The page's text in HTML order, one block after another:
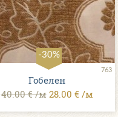
-30%
763
Гобелен
40.00 € /м 28.00 € /м